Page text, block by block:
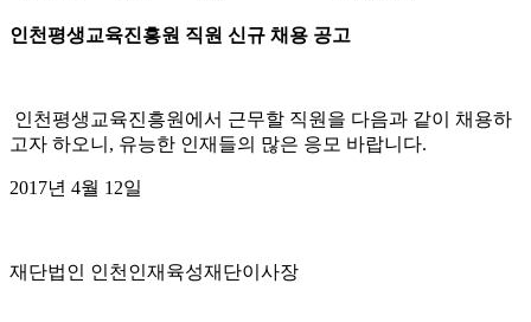
인천평생교육진흥원 직원 신규 채용 공고
인천평생교육진흥원에서 근무할 직원을 다음과 같이 채용하
고자 하오니 , 유능한 인재들의 많은 응모 바랍니다.
2017년 4월 12일
재단법인 인천인재육성재단이사장